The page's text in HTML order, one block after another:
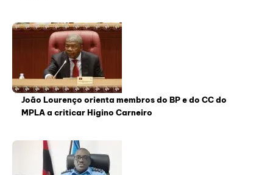
João Lourenço orienta membros do BP e do CC do
MPLA a criticar Higino Carneiro